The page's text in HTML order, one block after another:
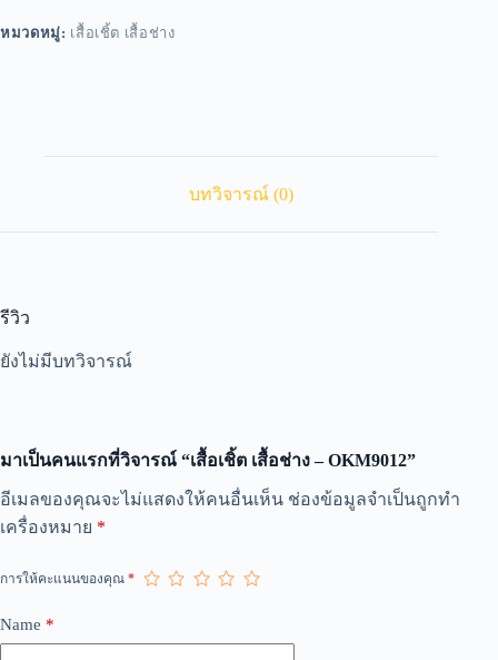
หมวดหมู่: เสื้อเชิ้ต เสื้อช่าง
บทวิจารณ์ (0)
รีวิว
ยังไม่มีบทวิจารณ์
มาเป็นคนแรกที่วิจารณ์ “เสื้อเชิ้ต เสื้อช่าง – OKM9012”
อีเมลของคุณจะไม่แสดงให้คนอื่นเห็น ช่องข้อมูลจำเป็นถูกทำ
เครื่องหมาย *
การให้คะแนนของคุณ *
Name *
A
t
r
a
t